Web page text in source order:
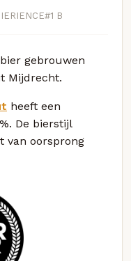
B
bier gebrouwen
Mijdrecht.
heeft een
De bierstijl
van oorsprong